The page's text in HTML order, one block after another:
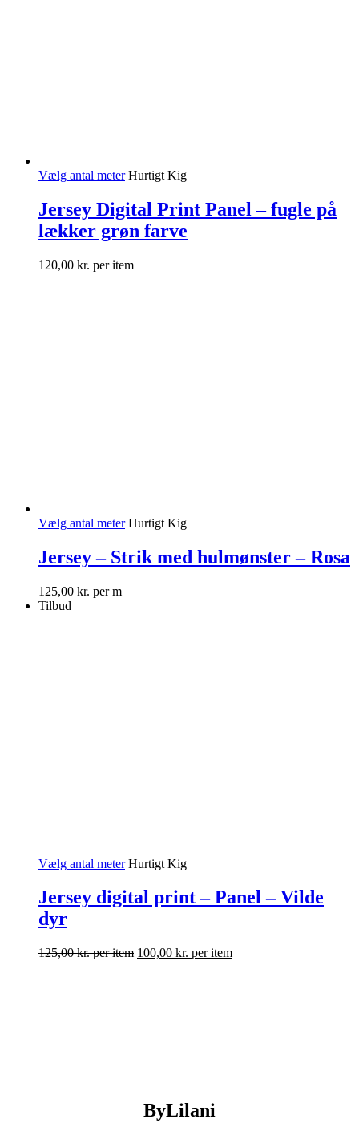
Vælg antal meter Hurtigt Kig
Jersey Digital Print Panel – fugle på
lækker grøn farve
120,00 kr. per item
Vælg antal meter Hurtigt Kig
Jersey – Strik med hulmønster – Rosa
125,00 kr. per m
Tilbud
Vælg antal meter Hurtigt Kig
Jersey digital print – Panel – Vilde
dyr
125,00kr.per item 100,00 kr. per item
ByLilani